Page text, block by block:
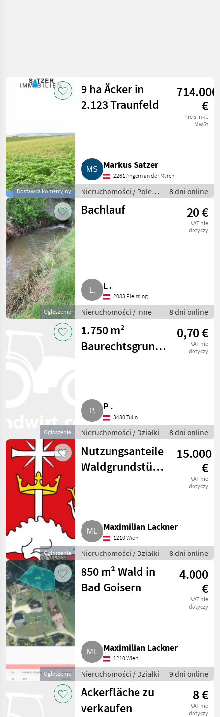
Dostawca komercyjny
9 ha Äcker in
2.123 Traunfeld
714.000
€
Preis inkl.
MwSt
Markus Satzer
2261 Angern an der March
Nieruchomości / Pole
uprawne
8 dni online
Ogłoszenie
Bachlauf 20 €
VAT nie
dotyczy
L .
2083 Pleissing
Nieruchomości / Inne 8 dni online
Ogłoszenie
1.750 m²
Baurechtsgrund
0,70 €
VAT nie
dotyczy
P .
3430 Tulln
Nieruchomości / Działki 8 dni online
Ogłoszenie
Nutzungsanteile
Waldgrundstücke
15.000
€
VAT nie
dotyczy
Maximilian Lackner
1210 Wien
Nieruchomości / Działki 8 dni online
Ogłoszenie
850 m² Wald in
Bad Goisern
4.000
€
VAT nie
dotyczy
Maximilian Lackner
1210 Wien
Nieruchomości / Działki 9 dni online
Ackerfläche zu
verkaufen
8 €
VAT nie
dotyczy